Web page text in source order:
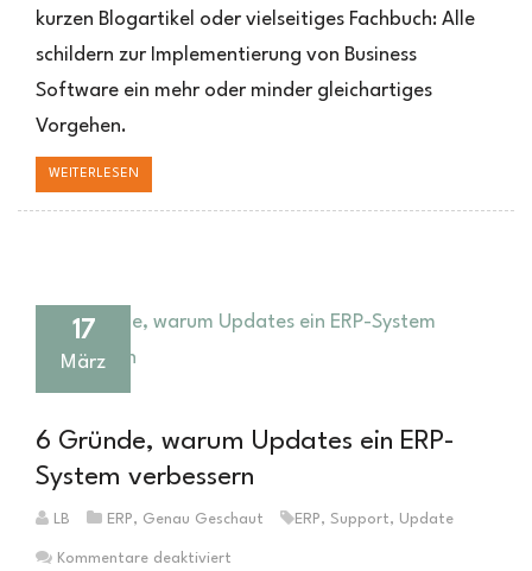
wäre
/
kurzen Blogartikel oder vielseitiges Fachbuch: Alle
schildern zur Implementierung von Business
Software ein mehr oder minder gleichartiges
Vorgehen.
WEITERLESEN
17
März
6 Gründe, warum Updates ein ERP-
System verbessern
LB ERP, Genau Geschaut ERP, Support, Update
Kommentare deaktiviert